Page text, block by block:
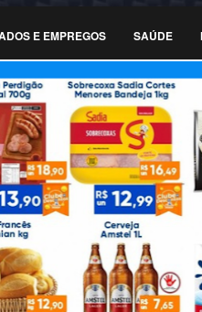
E EMPREGOS SAÚDE